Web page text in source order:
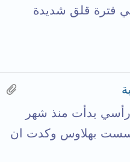
فترة قلق شديدة
رأسي بدأت منذ شهر
بهلاوس وكدت ان